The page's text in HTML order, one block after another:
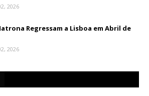
2026
Regressam a Lisboa em Abril de
2026